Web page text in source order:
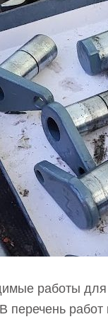
работы для
перечень